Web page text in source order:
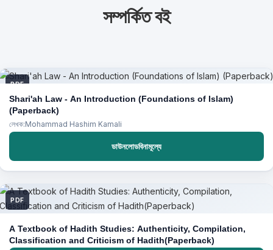
সম্পর্কিত বই
PDF
Shari'ah Law - An Introduction (Foundations of Islam)
(Paperback)
লেখক:Mohammad Hashim Kamali
ডাউনলোডবিনামূল্যে
PDF
A Textbook of Hadith Studies: Authenticity, Compilation,
Classification and Criticism of Hadith(Paperback)